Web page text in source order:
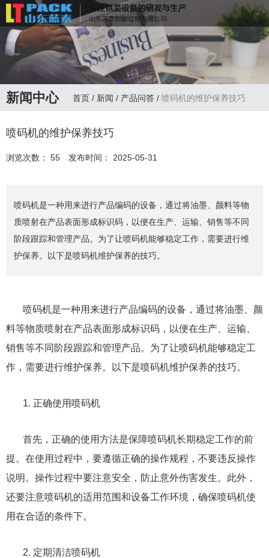
联系电话：
13335172598
新闻中心 首页/ 新闻 / 产品问答 /喷码机的维护保养技巧
喷码机的维护保养技巧
浏览次数： 55 发布时间： 2025-05-31
喷码机是一种用来进行产品编码的设备，通过将油墨、颜料等物
质喷射在产品表面形成标识码，以便在生产、运输、销售等不同
阶段跟踪和管理产品。为了让喷码机能够稳定工作，需要进行维
护保养。以下是喷码机维护保养的技巧。
喷码机是一种用来进行产品编码的设备，通过将油墨、颜
料等物质喷射在产品表面形成标识码，以便在生产、运输、
销售等不同阶段跟踪和管理产品。为了让喷码机能够稳定工
作，需要进行维护保养。以下是喷码机维护保养的技巧。
1. 正确使用喷码机
首先，正确的使用方法是保障喷码机长期稳定工作的前
提。在使用过程中，要遵循正确的操作规程，不要违反操作
说明。操作过程中要注意安全，防止意外伤害发生。此外，
还要注意喷码机的适用范围和设备工作环境，确保喷码机使
用在合适的条件下。
2. 定期清洁喷码机